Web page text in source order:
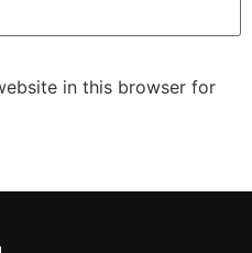
in this browser for